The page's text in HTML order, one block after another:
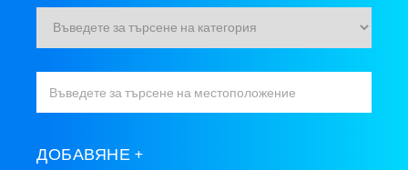
ДОБАВЯНЕ